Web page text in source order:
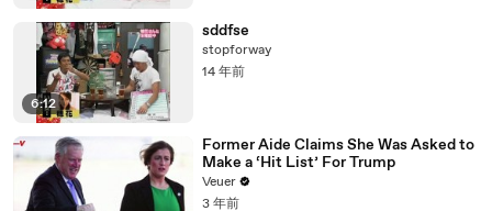
6:12
sddfse
stopforway
14 年前
Former Aide Claims She Was Asked to
Make a ‘Hit List’ For Trump
Veuer
3 年前